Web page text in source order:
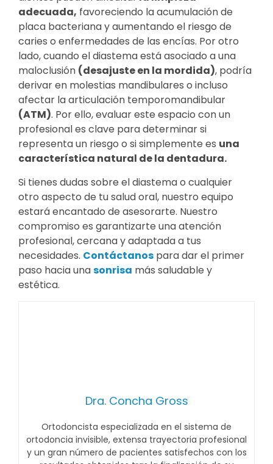
adecuada, favoreciendo la acumulación de
placa bacteriana y aumentando el riesgo de
caries o enfermedades de las encías. Por otro
lado, cuando el diastema está asociado a una
maloclusión (desajuste en la mordida), podría
derivar en molestias mandibulares o incluso
afectar la articulación temporomandibular
(ATM). Por ello, evaluar este espacio con un
profesional es clave para determinar si
representa un riesgo o si simplemente es una
característica natural de la dentadura.
Si tienes dudas sobre el diastema o cualquier
otro aspecto de tu salud oral, nuestro equipo
estará encantado de asesorarte. Nuestro
compromiso es garantizarte una atención
profesional, cercana y adaptada a tus
necesidades. Contáctanos para dar el primer
paso hacia unasonrisa más saludable y
estética.
Dra. Concha Gross
Ortodoncista especializada en el sistema de
ortodoncia invisible, extensa trayectoria profesional
y un gran número de pacientes satisfechos con los